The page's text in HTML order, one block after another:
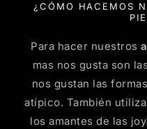
¿CÓMO HACEMOS
Para hacer nuestros
mas nos gusta son
nos gustan las
atípico. También
los amantes de las